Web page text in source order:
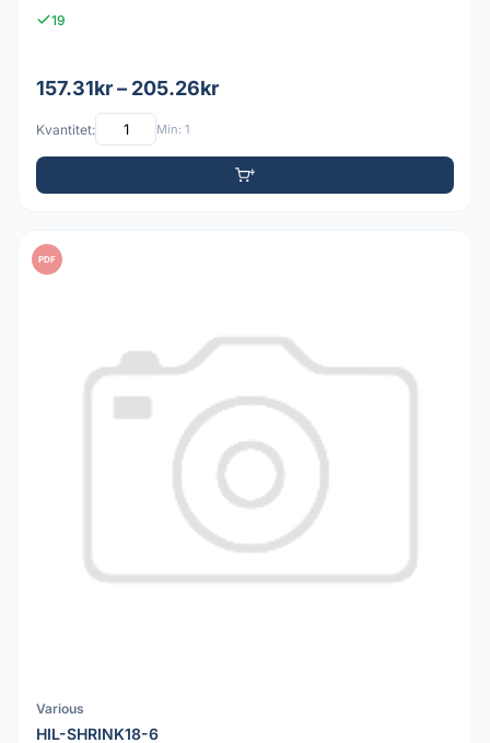
19
157.31kr – 205.26kr
Kvantitet: Min: 1
PDF
Various
HIL-SHRINK18-6